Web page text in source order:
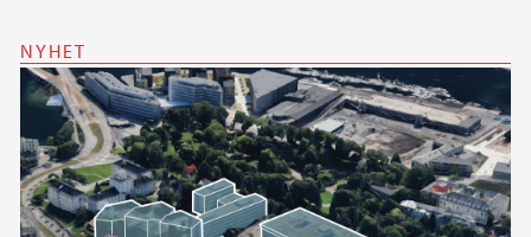
NYHET